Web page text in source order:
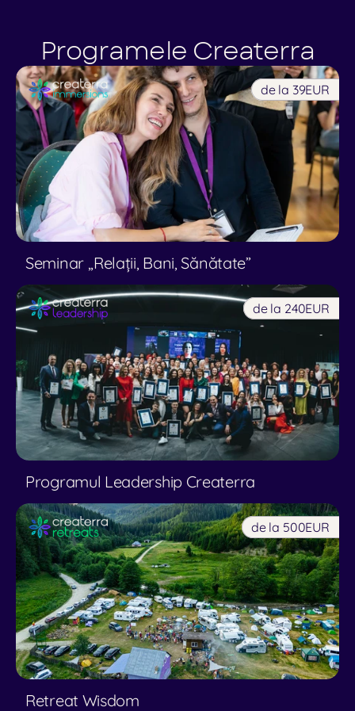
Programele Createrra
de la 39EUR
Seminar ,,Relații, Bani, Sănătate”
de la 240EUR
Programul Leadership Createrra
de la 500EUR
Retreat Wisdom